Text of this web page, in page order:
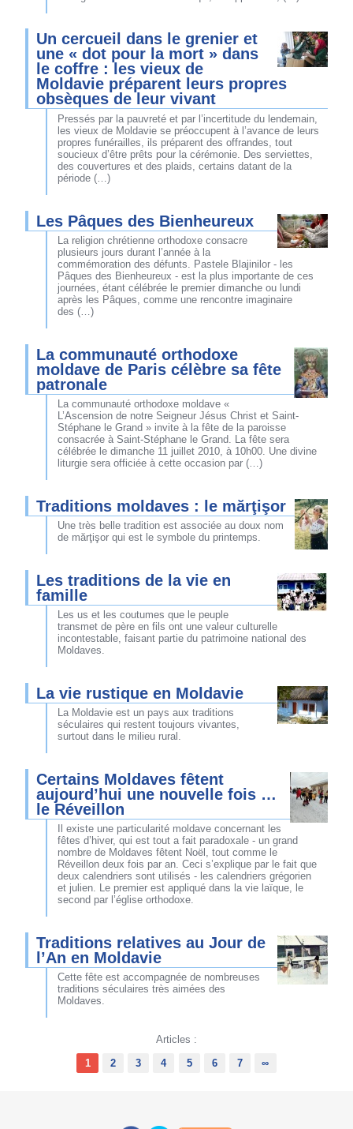
Un cercueil dans le grenier et
une « dot pour la mort » dans
le coffre : les vieux de
Moldavie préparent leurs propres
obsèques de leur vivant
Pressés par la pauvreté et par l’incertitude du lendemain,
les vieux de Moldavie se préoccupent à l’avance de leurs
propres funérailles, ils préparent des offrandes, tout
soucieux d’être prêts pour la cérémonie. Des serviettes,
des couvertures et des plaids, certains datant de la
période (…)
Les Pâques des Bienheureux
La religion chrétienne orthodoxe consacre
plusieurs jours durant l’année à la
commémoration des défunts. Pastele Blajinilor - les
Pâques des Bienheureux - est la plus importante de ces
journées, étant célébrée le premier dimanche ou lundi
après les Pâques, comme une rencontre imaginaire
des (…)
La communauté orthodoxe
moldave de Paris célèbre sa fête
patronale
La communauté orthodoxe moldave «
L’Ascension de notre Seigneur Jésus Christ et Saint-
Stéphane le Grand » invite à la fête de la paroisse
consacrée à Saint-Stéphane le Grand. La fête sera
célébrée le dimanche 11 juillet 2010, à 10h00. Une divine
liturgie sera officiée à cette occasion par (…)
Traditions moldaves : le mărţişor
Une très belle tradition est associée au doux nom
de mărţişor qui est le symbole du printemps.
Les traditions de la vie en
famille
Les us et les coutumes que le peuple
transmet de père en fils ont une valeur culturelle
incontestable, faisant partie du patrimoine national des
Moldaves.
La vie rustique en Moldavie
La Moldavie est un pays aux traditions
séculaires qui restent toujours vivantes,
surtout dans le milieu rural.
Certains Moldaves fêtent
aujourd’hui une nouvelle fois …
le Réveillon
Il existe une particularité moldave concernant les
fêtes d’hiver, qui est tout a fait paradoxale - un grand
nombre de Moldaves fêtent Noël, tout comme le
Réveillon deux fois par an. Ceci s’explique par le fait que
deux calendriers sont utilisés - les calendriers grégorien
et julien. Le premier est appliqué dans la vie laïque, le
second par l’église orthodoxe.
Traditions relatives au Jour de
l’An en Moldavie
Cette fête est accompagnée de nombreuses
traditions séculaires très aimées des
Moldaves.
Articles :
1 2 3 4 5 6 7 ∞